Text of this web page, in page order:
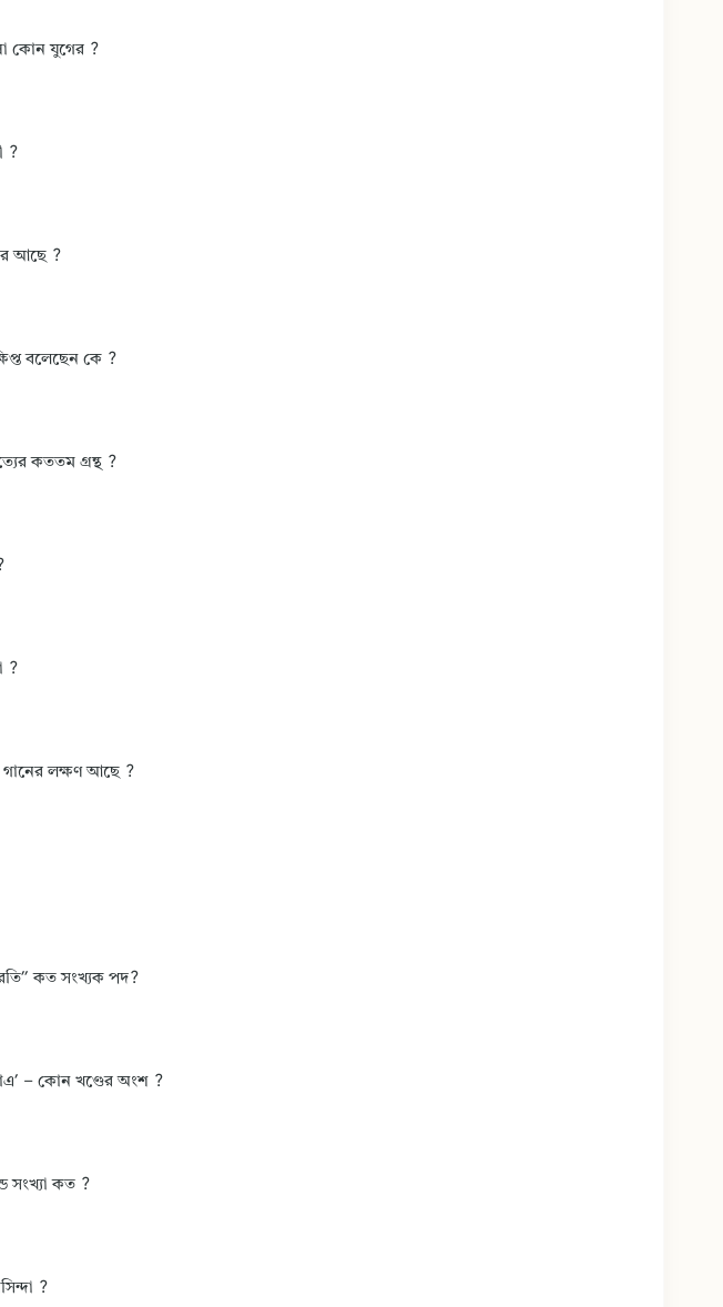
কোন যুগের ?
?
আছে ?
বলেছেন কে ?
কততম গ্ৰন্থ ?
?
গানের লক্ষণ আছে ?
কত সংখ্যক পদ?
– কোন খণ্ডের অংশ ?
সংখ্যা কত ?
?